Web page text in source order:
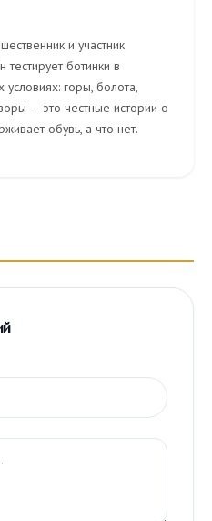
и участник
тестирует ботинки в
условиях: горы, болота,
— это честные истории о
обувь, а что нет.